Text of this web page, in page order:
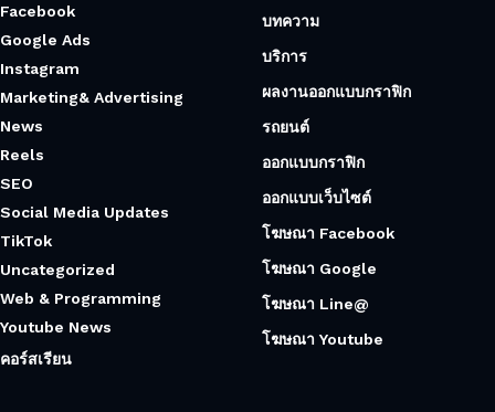
Facebook
Google Ads
Instagram
Marketing& Advertising
News
Reels
SEO
Social Media Updates
TikTok
Uncategorized
Web & Programming
Youtube News
คอร์สเรียน
บทความ
บริการ
ผลงานออกแบบกราฟิก
รถยนต์
ออกแบบกราฟิก
ออกแบบเว็บไซต์
โฆษณา Facebook
โฆษณา Google
โฆษณา Line@
โฆษณา Youtube